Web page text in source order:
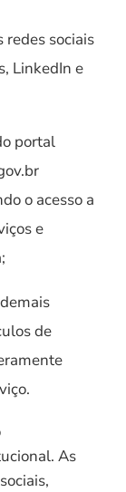
redes sociais
LinkedIn e
portal
o acesso a
e
de
As